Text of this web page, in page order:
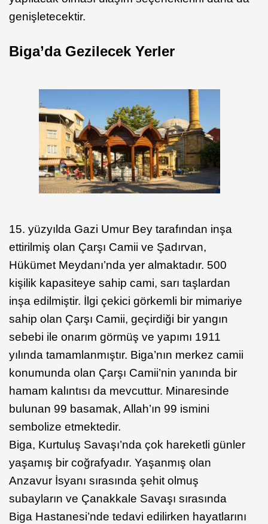
genişletecektir.
Biga’da Gezilecek Yerler
15. yüzyılda Gazi Umur Bey tarafından inşa
ettirilmiş olan Çarşı Camii ve Şadırvan,
Hükümet Meydanı’nda yer almaktadır. 500
kişilik kapasiteye sahip cami, sarı taşlardan
inşa edilmiştir. İlgi çekici görkemli bir mimariye
sahip olan Çarşı Camii, geçirdiği bir yangın
sebebi ile onarım görmüş ve yapımı 1911
yılında tamamlanmıştır. Biga’nın merkez camii
konumunda olan Çarşı Camii’nin yanında bir
hamam kalıntısı da mevcuttur. Minaresinde
bulunan 99 basamak, Allah’ın 99 ismini
sembolize etmektedir.
Biga, Kurtuluş Savaşı’nda çok hareketli günler
yaşamış bir coğrafyadır. Yaşanmış olan
Anzavur İsyanı sırasında şehit olmuş
subayların ve Çanakkale Savaşı sırasında
Biga Hastanesi’nde tedavi edilirken hayatlarını